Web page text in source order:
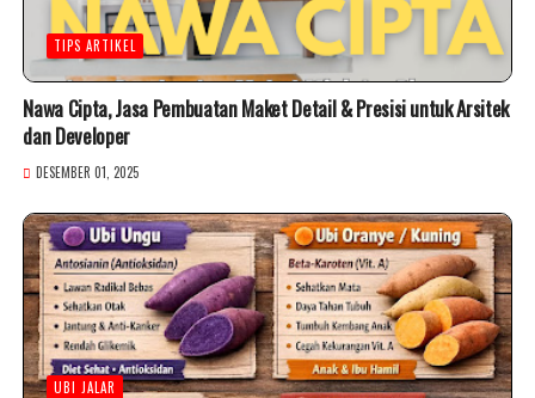
TIPS ARTIKEL
Nawa Cipta, Jasa Pembuatan Maket Detail & Presisi untuk Arsitek
dan Developer
DESEMBER 01, 2025
UBI JALAR